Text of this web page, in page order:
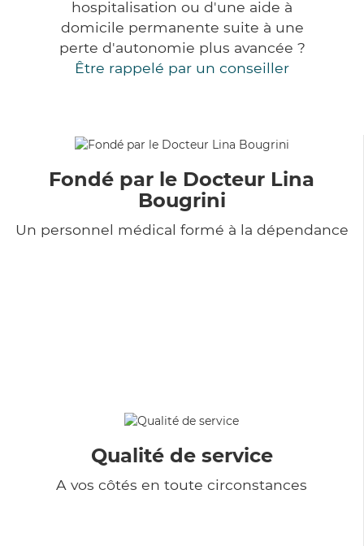
hospitalisation ou d'une aide à
domicile permanente suite à une
perte d'autonomie plus avancée ?
Être rappelé par un conseiller
Fondé par le Docteur Lina
Bougrini
Un personnel médical formé à la dépendance
Qualité de service
A vos côtés en toute circonstances